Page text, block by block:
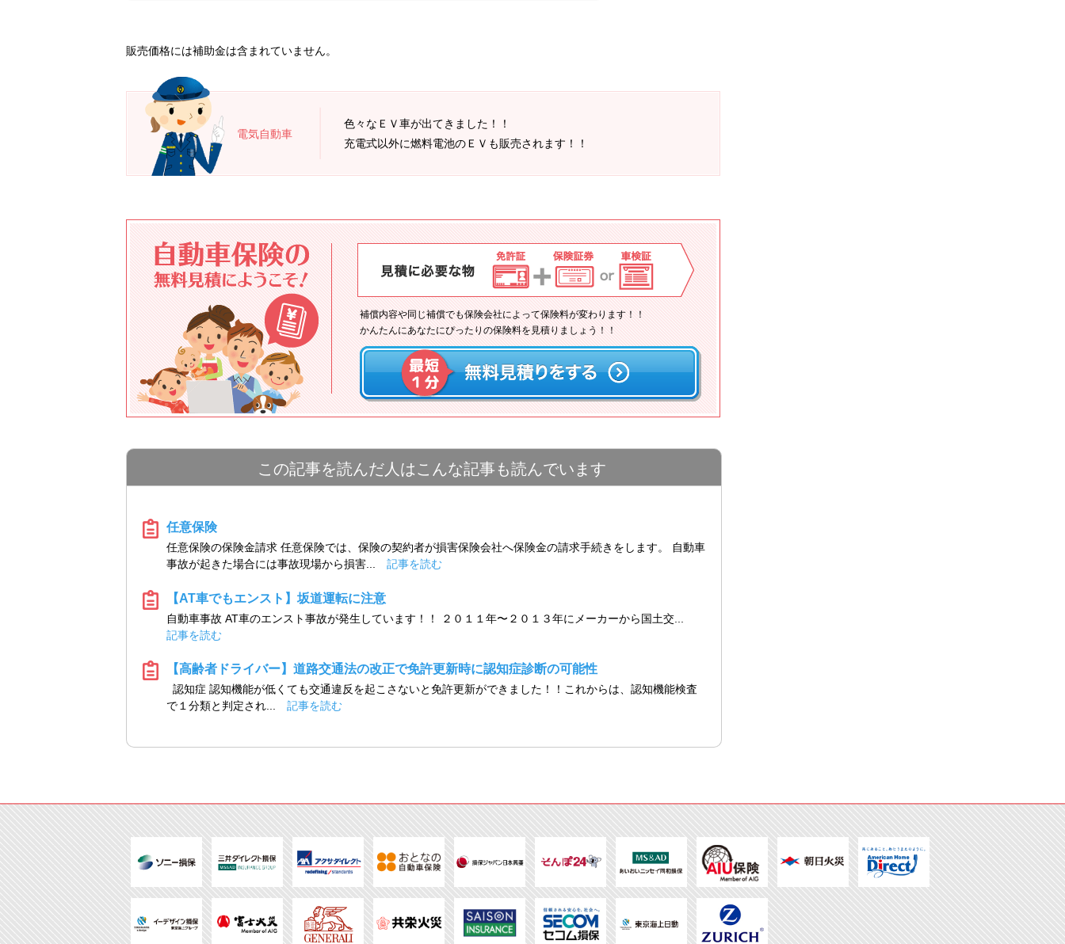
販売価格には補助金は含まれていません。
電気自動車
色々なＥＶ車が出てきました！！
充電式以外に燃料電池のＥＶも販売されます！！
補償内容や同じ補償でも保険会社によって保険料が変わります！！
かんたんにあなたにぴったりの保険料を見積りましょう！！
この記事を読んだ人はこんな記事も読んでいます
任意保険
任意保険の保険金請求 任意保険では、保険の契約者が損害保険会社へ保険金の請求手続きをします。 自動車
事故が起きた場合には事故現場から損害... 記事を読む
【AT車でもエンスト】坂道運転に注意
自動車事故 AT車のエンスト事故が発生しています！！ ２０１１年〜２０１３年にメーカーから国土交...
記事を読む
【高齢者ドライバー】道路交通法の改正で免許更新時に認知症診断の可能性
認知症 認知機能が低くても交通違反を起こさないと免許更新ができました！！これからは、認知機能検査
で１分類と判定され... 記事を読む